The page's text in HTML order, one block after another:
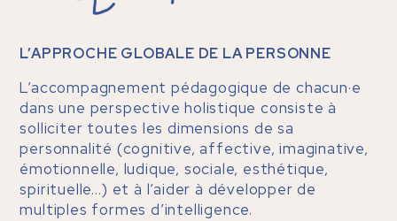
L’APPROCHE GLOBALE DE LA PERSONNE
L’accompagnement pédagogique de chacun·e
dans une perspective holistique consiste à
solliciter toutes les dimensions de sa
personnalité (cognitive, affective, imaginative,
émotionnelle, ludique, sociale, esthétique,
spirituelle…) et à l’aider à développer de
multiples formes d’intelligence.